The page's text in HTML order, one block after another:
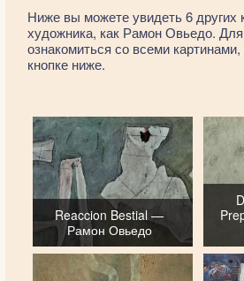
Ниже вы можете увидеть 6 других
художника, как Рамон Овьедо. Для
ознакомиться со всеми
кнопке ниже.
Reaccion Bestial —
Рамон Овьедо